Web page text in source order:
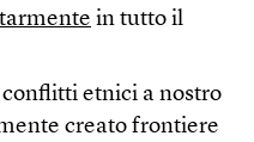
in tutto il
etnici a nostro
creato frontiere